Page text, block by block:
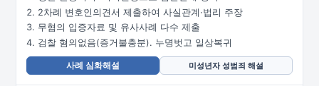
2차례 변호인의견서 제출하여 사실관계·법리 주장
무혐의 입증자료 및 유사사례 다수 제출
검찰 혐의없음(증거불충분). 누명벗고 일상복귀
사례 심화해설 미성년자 성범죄 해설